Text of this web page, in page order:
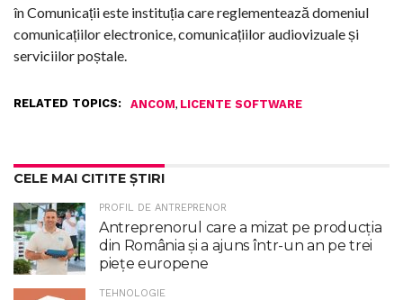
în Comunicații este instituția care reglementează domeniul
comunicațiilor electronice, comunicațiilor audiovizuale și
serviciilor poștale.
RELATED TOPICS: ANCOM, LICENTE SOFTWARE
CELE MAI CITITE ȘTIRI
PROFIL DE ANTREPRENOR
Antreprenorul care a mizat pe producția
din România și a ajuns într-un an pe trei
piețe europene
TEHNOLOGIE